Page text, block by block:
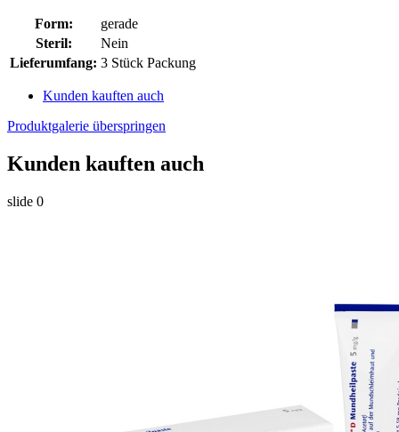
Form:
gerade
Steril:
Nein
Lieferumfang: 3 Stück Packung
Kunden kauften auch
Produktgalerie überspringen
Kunden kauften auch
slide 0